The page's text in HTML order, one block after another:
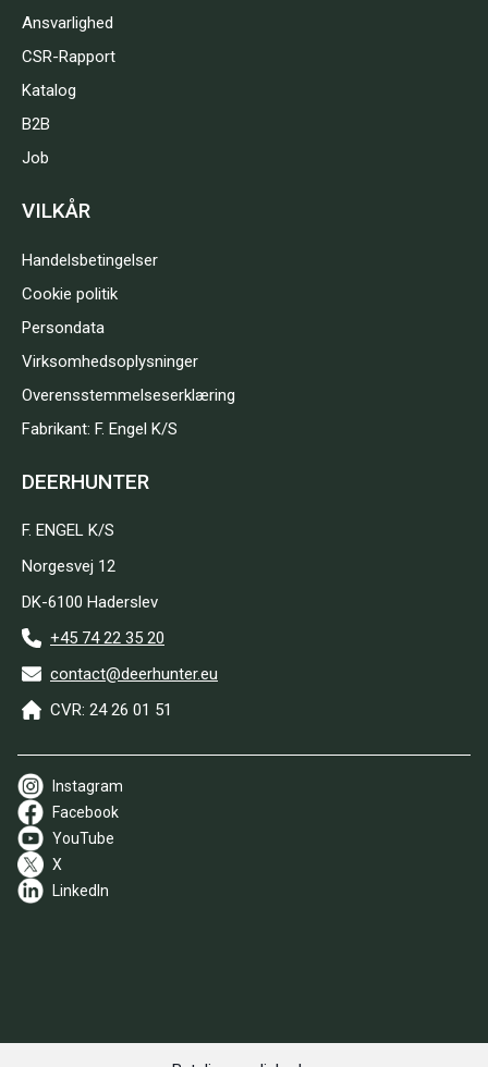
Ansvarlighed
CSR-Rapport
Katalog
B2B
Job
VILKÅR
Handelsbetingelser
Cookie politik
Persondata
Virksomhedsoplysninger
Overensstemmelseserklæring
Fabrikant: F. Engel K/S
DEERHUNTER
F. ENGEL K/S
Norgesvej 12
DK-6100 Haderslev
+45 74 22 35 20
contact@deerhunter.eu
CVR: 24 26 01 51
Instagram
Facebook
YouTube
X
LinkedIn